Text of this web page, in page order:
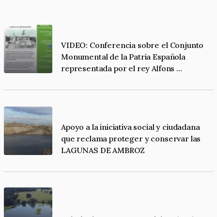
VIDEO: Conferencia sobre el Conjunto
Monumental de la Patria Española
representada por el rey Alfons ...
Apoyo a la iniciativa social y ciudadana
que reclama proteger y conservar las
LAGUNAS DE AMBROZ